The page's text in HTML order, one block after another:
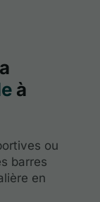
à
ou
barres
en